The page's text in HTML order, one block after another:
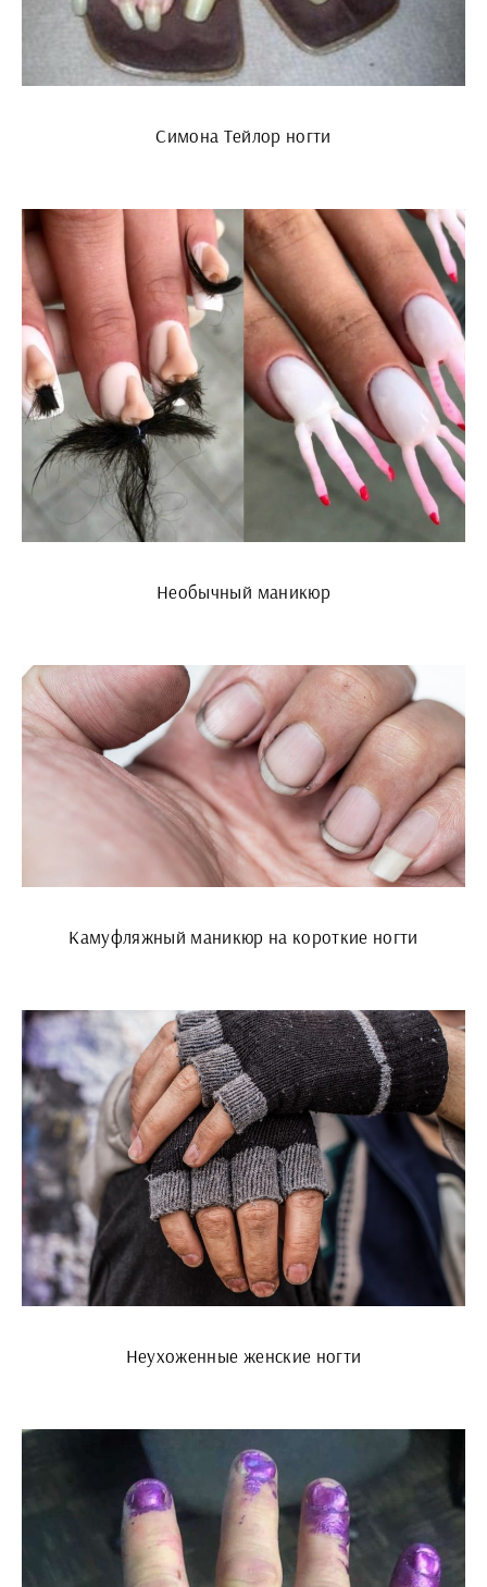
Симона Тейлор ногти
Необычный маникюр
Камуфляжный маникюр на короткие ногти
Неухоженные женские ногти